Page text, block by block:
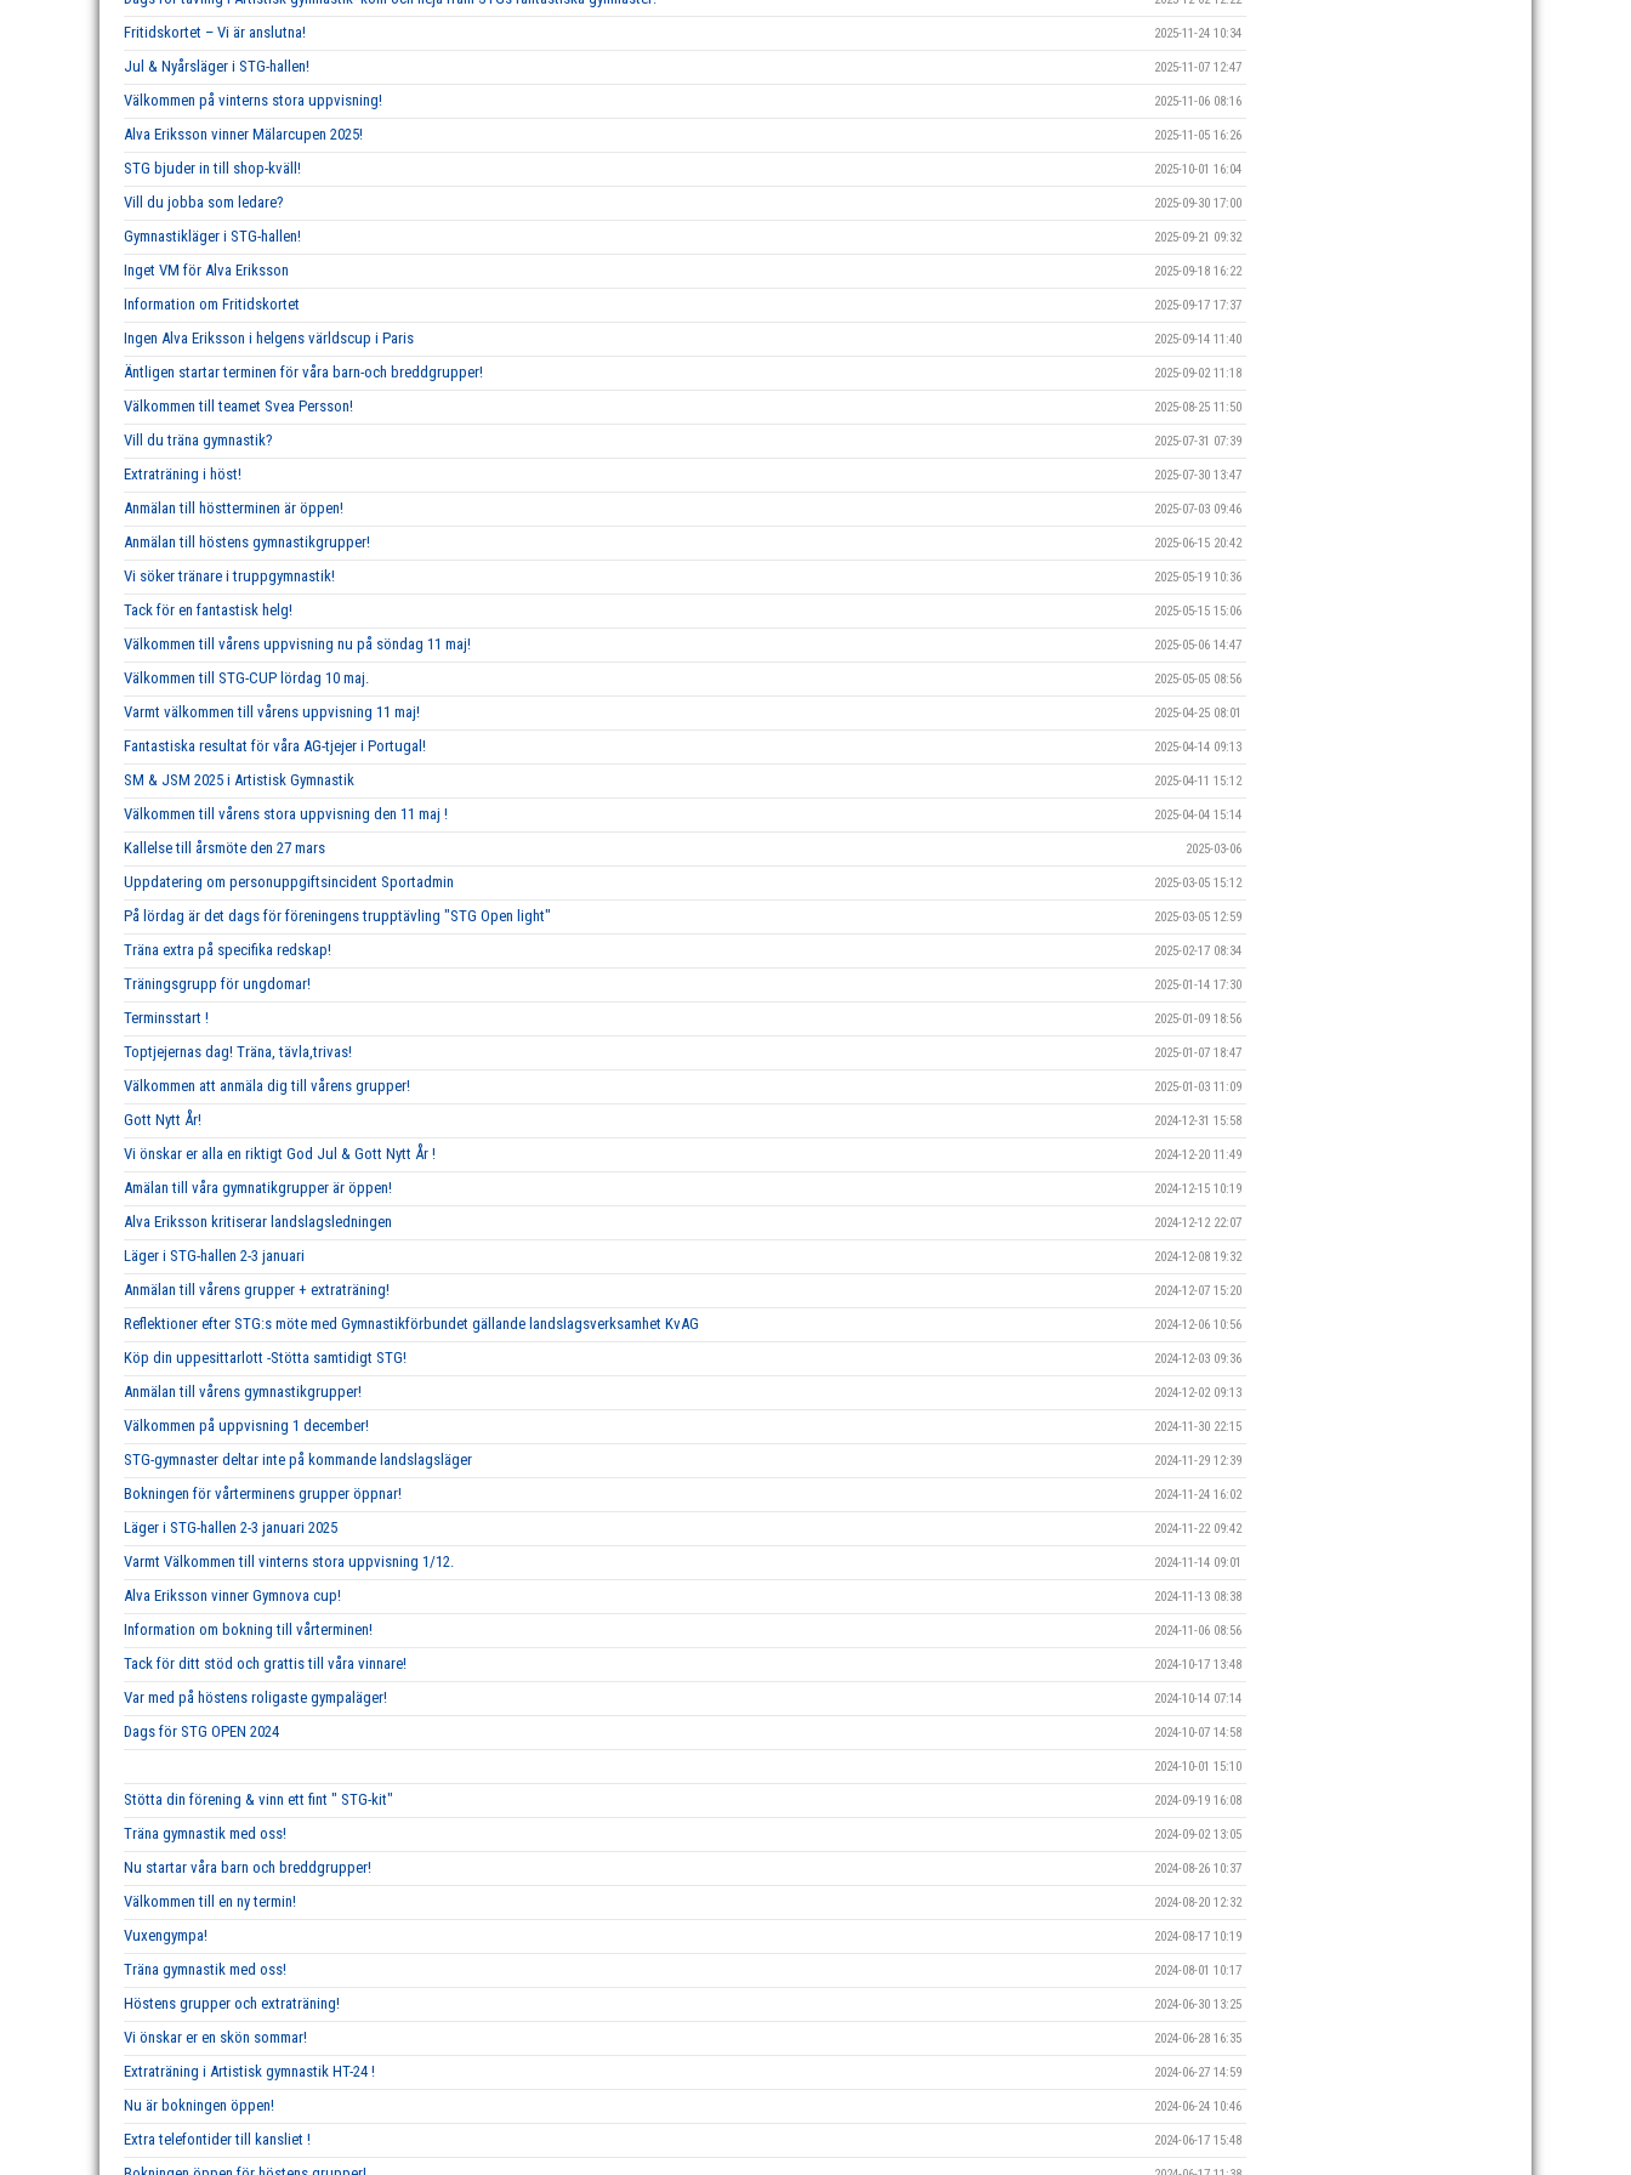
Fritidskortet – Vi är anslutna! 2025-11-24 10:34
Jul & Nyårsläger i STG-hallen! 2025-11-07 12:47
Välkommen på vinterns stora uppvisning! 2025-11-06 08:16
Alva Eriksson vinner Mälarcupen 2025! 2025-11-05 16:26
STG bjuder in till shop-kväll! 2025-10-01 16:04
Vill du jobba som ledare? 2025-09-30 17:00
Gymnastikläger i STG-hallen! 2025-09-21 09:32
Inget VM för Alva Eriksson 2025-09-18 16:22
Information om Fritidskortet 2025-09-17 17:37
Ingen Alva Eriksson i helgens världscup i Paris 2025-09-14 11:40
Äntligen startar terminen för våra barn-och breddgrupper! 2025-09-02 11:18
Välkommen till teamet Svea Persson! 2025-08-25 11:50
Vill du träna gymnastik? 2025-07-31 07:39
Extraträning i höst! 2025-07-30 13:47
Anmälan till höstterminen är öppen! 2025-07-03 09:46
Anmälan till höstens gymnastikgrupper! 2025-06-15 20:42
Vi söker tränare i truppgymnastik! 2025-05-19 10:36
Tack för en fantastisk helg! 2025-05-15 15:06
Välkommen till vårens uppvisning nu på söndag 11 maj! 2025-05-06 14:47
Välkommen till STG-CUP lördag 10 maj. 2025-05-05 08:56
Varmt välkommen till vårens uppvisning 11 maj! 2025-04-25 08:01
Fantastiska resultat för våra AG-tjejer i Portugal! 2025-04-14 09:13
SM & JSM 2025 i Artistisk Gymnastik 2025-04-11 15:12
Välkommen till vårens stora uppvisning den 11 maj ! 2025-04-04 15:14
Kallelse till årsmöte den 27 mars 2025-03-06
Uppdatering om personuppgiftsincident Sportadmin 2025-03-05 15:12
På lördag är det dags för föreningens trupptävling "STG Open light" 2025-03-05 12:59
Träna extra på specifika redskap! 2025-02-17 08:34
Träningsgrupp för ungdomar! 2025-01-14 17:30
Terminsstart ! 2025-01-09 18:56
Toptjejernas dag! Träna, tävla,trivas! 2025-01-07 18:47
Välkommen att anmäla dig till vårens grupper! 2025-01-03 11:09
Gott Nytt År! 2024-12-31 15:58
Vi önskar er alla en riktigt God Jul & Gott Nytt År ! 2024-12-20 11:49
Amälan till våra gymnatikgrupper är öppen! 2024-12-15 10:19
Alva Eriksson kritiserar landslagsledningen 2024-12-12 22:07
Läger i STG-hallen 2-3 januari 2024-12-08 19:32
Anmälan till vårens grupper + extraträning! 2024-12-07 15:20
Reflektioner efter STG:s möte med Gymnastikförbundet gällande landslagsverksamhet KvAG 2024-12-06 10:56
Köp din uppesittarlott -Stötta samtidigt STG! 2024-12-03 09:36
Anmälan till vårens gymnastikgrupper! 2024-12-02 09:13
Välkommen på uppvisning 1 december! 2024-11-30 22:15
STG-gymnaster deltar inte på kommande landslagsläger 2024-11-29 12:39
Bokningen för vårterminens grupper öppnar! 2024-11-24 16:02
Läger i STG-hallen 2-3 januari 2025 2024-11-22 09:42
Varmt Välkommen till vinterns stora uppvisning 1/12. 2024-11-14 09:01
Alva Eriksson vinner Gymnova cup! 2024-11-13 08:38
Information om bokning till vårterminen! 2024-11-06 08:56
Tack för ditt stöd och grattis till våra vinnare! 2024-10-17 13:48
Var med på höstens roligaste gympaläger! 2024-10-14 07:14
Dags för STG OPEN 2024 2024-10-07 14:58
2024-10-01 15:10
Stötta din förening & vinn ett fint " STG-kit" 2024-09-19 16:08
Träna gymnastik med oss! 2024-09-02 13:05
Nu startar våra barn och breddgrupper! 2024-08-26 10:37
Välkommen till en ny termin! 2024-08-20 12:32
Vuxengympa! 2024-08-17 10:19
Träna gymnastik med oss! 2024-08-01 10:17
Höstens grupper och extraträning! 2024-06-30 13:25
Vi önskar er en skön sommar! 2024-06-28 16:35
Extraträning i Artistisk gymnastik HT-24 ! 2024-06-27 14:59
Nu är bokningen öppen! 2024-06-24 10:46
Extra telefontider till kansliet ! 2024-06-17 15:48